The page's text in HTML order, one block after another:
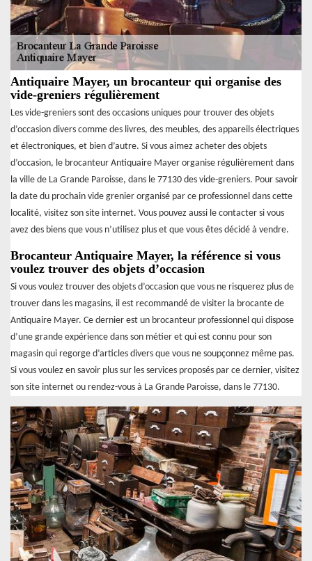
Antiquaire Mayer, un brocanteur qui organise des
vide-greniers régulièrement
Les vide-greniers sont des occasions uniques pour trouver des objets
d’occasion divers comme des livres, des meubles, des appareils électriques
et électroniques, et bien d’autre. Si vous aimez acheter des objets
d’occasion, le brocanteur Antiquaire Mayer organise régulièrement dans
la ville de La Grande Paroisse, dans le 77130 des vide-greniers. Pour savoir
la date du prochain vide grenier organisé par ce professionnel dans cette
localité, visitez son site internet. Vous pouvez aussi le contacter si vous
avez des biens que vous n’utilisez plus et que vous êtes décidé à vendre.
Brocanteur Antiquaire Mayer, la référence si vous
voulez trouver des objets d’occasion
Si vous voulez trouver des objets d’occasion que vous ne risquerez plus de
trouver dans les magasins, il est recommandé de visiter la brocante de
Antiquaire Mayer. Ce dernier est un brocanteur professionnel qui dispose
d’une grande expérience dans son métier et qui est connu pour son
magasin qui regorge d’articles divers que vous ne soupçonnez même pas.
Si vous voulez en savoir plus sur les services proposés par ce dernier, visitez
son site internet ou rendez-vous à La Grande Paroisse, dans le 77130.